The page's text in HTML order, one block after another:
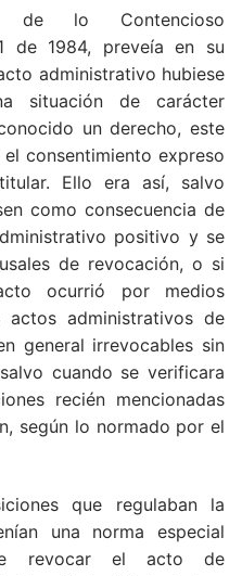
de lo Contencioso
de 1984, preveía en su
administrativo hubiese
situación de carácter
un derecho, este
consentimiento expreso
Ello era así, salvo
como consecuencia de
positivo y se
de revocación, o si
ocurrió por medios
administrativos de
general irrevocables sin
cuando se verificara
recién mencionadas
según lo normado por el
que regulaban la
una norma especial
revocar el acto de